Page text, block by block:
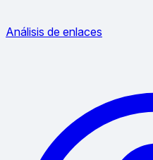
Análisis de enlaces